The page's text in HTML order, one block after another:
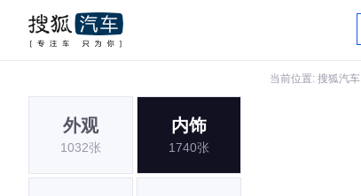
当前位置: 搜狐汽车
外观
1032张
内饰
1740张